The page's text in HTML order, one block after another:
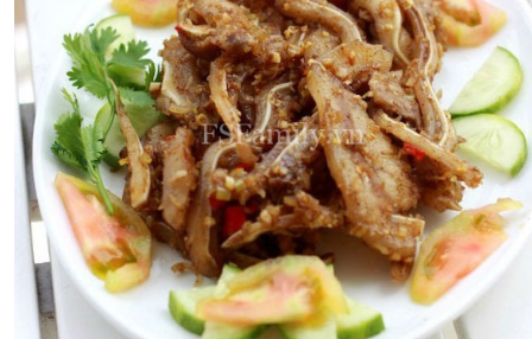
XÂY DỰNG KHÁNH HÒA TRỞ THÀNH THÀNH PHỐ TRỰC THUỘC
ĐẠI HỘI ĐẢNG CÁC CẤP TRANG CHỦ VỀ BÁO KHÁNH HÒA